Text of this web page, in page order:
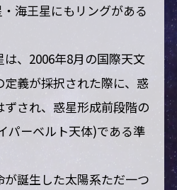
海王星にもリングがある
、2006年8月の国際天文
義が採択された際に、惑
され、惑星形成前段階の
パーベルト天体)である準
誕生した太陽系ただ一つ